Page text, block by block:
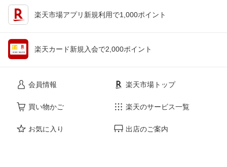
楽天市場アプリ新規利用で1,000ポイント
楽天カード新規入会で2,000ポイント
会員情報
買い物かご
お気に入り
楽天市場トップ
楽天のサービス一覧
出店のご案内